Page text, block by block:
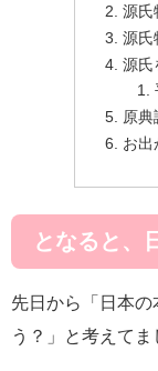
源氏
源氏
源氏
原典
お出
となると、
先日から「日本
う？」と考えてま